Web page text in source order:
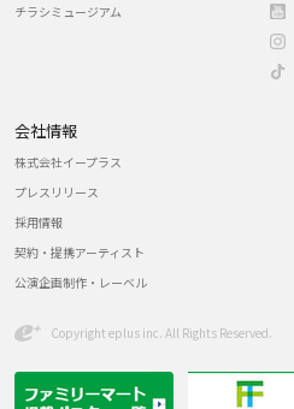
チラシミュージアム
会社情報
株式会社イープラス
プレスリリース
採用情報
契約・提携アーティスト
公演企画制作・レーベル
Copyright eplus inc. All Rights Reserved.